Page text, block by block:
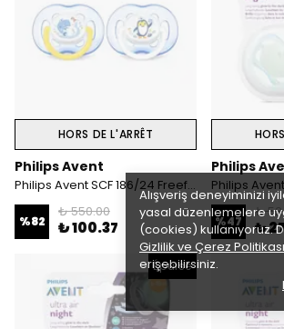
Alışveriş deneyiminizi
yasal düzenlemelere
(cookies) kullanıyoruz.
Gizlilik ve Çerez Politikası
erişebilirsiniz.
HORS DE L'ARRÊT
Philips Avent
Philips Avent SCF 186/24 Freeflow Emzik Erkek 2'li 18 Ay+
%82
₺ 550.00
₺ 100.37
Philips
%47
₺
₺
Épuisé